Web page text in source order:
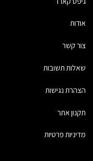
אודות
צור קשר
שאלות תשובות
הצהרת נגישות
תקנון אתר
מדיניות פרטיות